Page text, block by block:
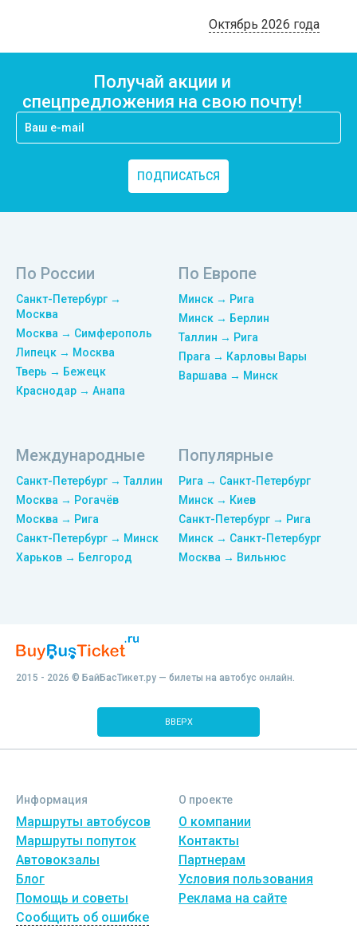
Октябрь 2026 года
Получай акции и
спецпредложения на свою почту!
ПОДПИСАТЬСЯ
По России
Санкт-Петербург →
Москва
Москва → Симферополь
Липецк → Москва
Тверь → Бежецк
Краснодар → Анапа
По Европе
Минск → Рига
Минск → Берлин
Таллин → Рига
Прага → Карловы Вары
Варшава → Минск
Международные
Санкт-Петербург → Таллин
Москва → Рогачёв
Москва → Рига
Санкт-Петербург → Минск
Харьков → Белгород
Популярные
Рига → Санкт-Петербург
Минск → Киев
Санкт-Петербург → Рига
Минск → Санкт-Петербург
Москва → Вильнюс
2015 - 2026 © БайБасТикет.ру — билеты на автобус онлайн.
ВВЕРХ
Информация
Маршруты автобусов
Маршруты попуток
Автовокзалы
Блог
Помощь и советы
Сообщить об ошибке
О проекте
О компании
Контакты
Партнерам
Условия пользования
Реклама на сайте